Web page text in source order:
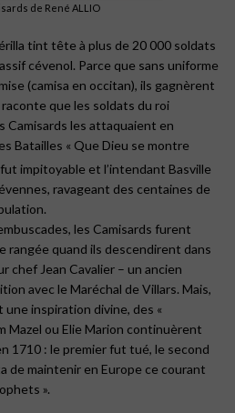
de René ALLIO
tint tête à plus de 20 000 soldats
cévenol. Parce que sans uniforme
(camisa en occitan), ils gagnèrent
que les soldats du roi
Camisards les attaquaient en
Batailles « Que Dieu se montre
fut impitoyable et l’intendant Basville
ravageant des centaines de
les Camisards furent
rangée quand ils descendirent dans
chef Jean Cavalier – un ancien
avec le Maréchal de Villars. Mais,
une inspiration divine, des «
Mazel ou Elie Marion continuèrent
1710 : le premier fut tué, le second
de maintenir en Europe ce courant
».